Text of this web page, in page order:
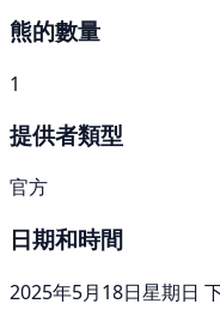
熊的數量
1
提供者類型
官方
日期和時間
2025年5月18日星期日